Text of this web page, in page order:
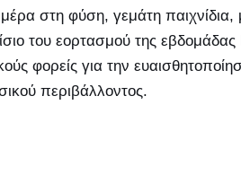
στη φύση, γεμάτη παιχνίδια,
του εορτασμού της
φορείς για την
περιβάλλοντος.